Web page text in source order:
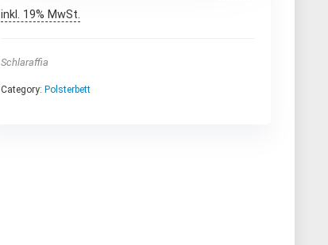
inkl. 19% MwSt.
Schlaraffia
Category: Polsterbett